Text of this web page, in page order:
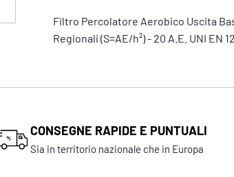
Filtro Percolatore Aerobico Uscita
Regionali (S=AE/h²) - 20 A.E. UNI EN
CONSEGNE RAPIDE E PUNTUALI
Sia in territorio nazionale che in Europa